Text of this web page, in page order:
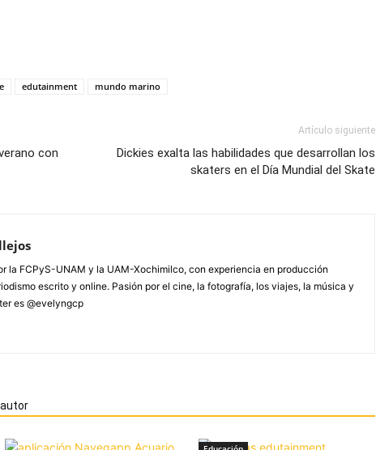
edutainment mundo marino
con
Artículo siguiente
Dickies exalta las habilidades que desarrollan los
skaters en el Día Mundial del Skate
la FCPyS-UNAM y la UAM-Xochimilco, con experiencia en producción
escrito y online. Pasión por el cine, la fotografía, los viajes, la música y
es @evelyngcp